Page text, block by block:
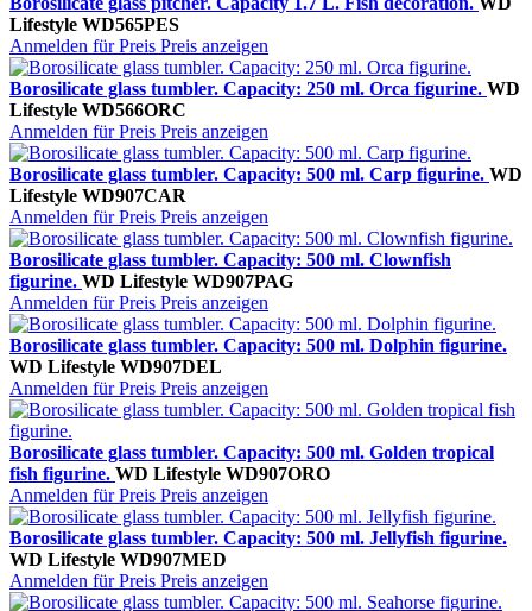
Lifestyle WD565PES
Anmelden für Preis Preis anzeigen
Borosilicate glass tumbler. Capacity: 250 ml. Orca figurine. WD
Lifestyle WD566ORC
Anmelden für Preis Preis anzeigen
Borosilicate glass tumbler. Capacity: 500 ml. Carp figurine. WD
Lifestyle WD907CAR
Anmelden für Preis Preis anzeigen
Borosilicate glass tumbler. Capacity: 500 ml. Clownfish
figurine. WD Lifestyle WD907PAG
Anmelden für Preis Preis anzeigen
Borosilicate glass tumbler. Capacity: 500 ml. Dolphin figurine.
WD Lifestyle WD907DEL
Anmelden für Preis Preis anzeigen
Borosilicate glass tumbler. Capacity: 500 ml. Golden tropical
fish figurine. WD Lifestyle WD907ORO
Anmelden für Preis Preis anzeigen
Borosilicate glass tumbler. Capacity: 500 ml. Jellyfish figurine.
WD Lifestyle WD907MED
Anmelden für Preis Preis anzeigen